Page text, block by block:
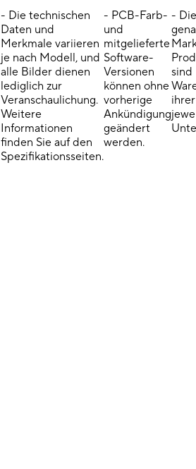
- Die technischen
Daten und
Merkmale variieren
je nach Modell, und
alle Bilder dienen
lediglich zur
Veranschaulichung.
Weitere
Informationen
finden Sie auf den
Spezifikationsseiten.
- PCB-Farb-
und
mitgelieferte
Software-
Versionen
können ohne
vorherige
Ankündigung
geändert
werden.
-
sind
ihrer